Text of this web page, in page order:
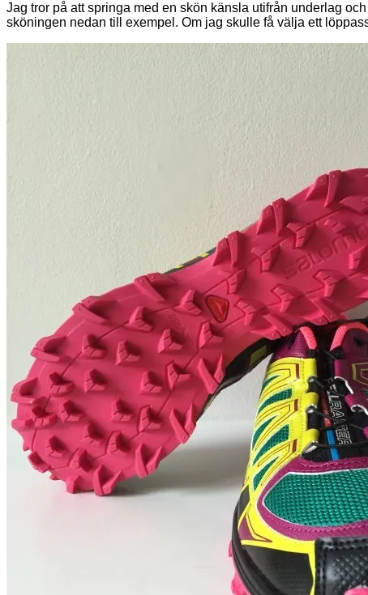
Jag tror på att springa med en skön känsla utifrån underlag
sköningen nedan till exempel. Om jag skulle få välja ett